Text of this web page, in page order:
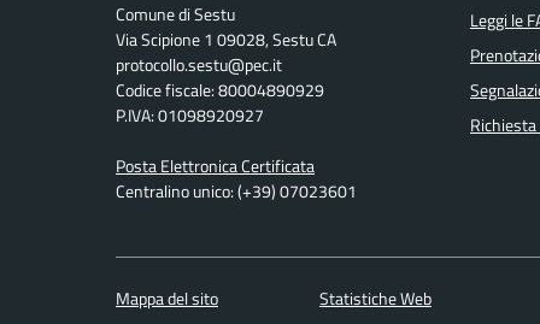
Comune di Sestu
Via Scipione 1 09028, Sestu CA
protocollo.sestu@pec.it
Codice fiscale: 80004890929
P.IVA: 01098920927
Posta Elettronica Certificata
Centralino unico: (+39) 07023601
Leggi le
Mappa del sito Statistiche Web